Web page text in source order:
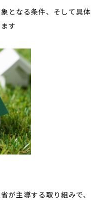
となる条件、そして具体
す
が主導する取り組みで、